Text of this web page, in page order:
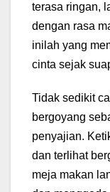
terasa ringan,
dengan rasa
inilah yang
cinta sejak
Tidak sedikit
bergoyang
penyajian.
dan terlihat
meja makan